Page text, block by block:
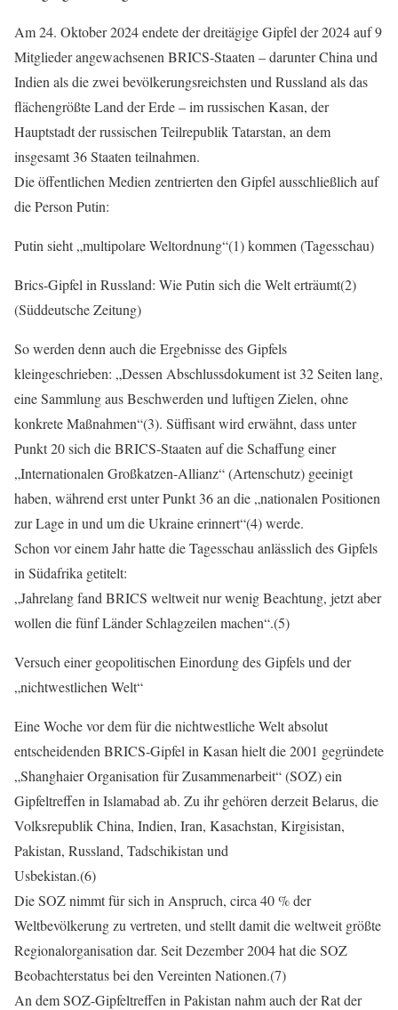
Am 24. Oktober 2024 endete der dreitägige Gipfel der 2024 auf 9
Mitglieder angewachsenen BRICS-Staaten – darunter China und
Indien als die zwei bevölkerungsreichsten und Russland als das
flächengrößte Land der Erde – im russischen Kasan, der
Hauptstadt der russischen Teilrepublik Tatarstan, an dem
insgesamt 36 Staaten teilnahmen.
Die öffentlichen Medien zentrierten den Gipfel ausschließlich auf
die Person Putin:
Putin sieht „multipolare Weltordnung“(1) kommen (Tagesschau)
Brics-Gipfel in Russland: Wie Putin sich die Welt erträumt(2)
(Süddeutsche Zeitung)
So werden denn auch die Ergebnisse des Gipfels
kleingeschrieben: „Dessen Abschlussdokument ist 32 Seiten lang,
eine Sammlung aus Beschwerden und luftigen Zielen, ohne
konkrete Maßnahmen“(3). Süffisant wird erwähnt, dass unter
Punkt 20 sich die BRICS-Staaten auf die Schaffung einer
„Internationalen Großkatzen-Allianz“ (Artenschutz) geeinigt
haben, während erst unter Punkt 36 an die „nationalen Positionen
zur Lage in und um die Ukraine erinnert“(4) werde.
Schon vor einem Jahr hatte die Tagesschau anlässlich des Gipfels
in Südafrika getitelt:
„Jahrelang fand BRICS weltweit nur wenig Beachtung, jetzt aber
wollen die fünf Länder Schlagzeilen machen“.(5)
Versuch einer geopolitischen Einordung des Gipfels und der
„nichtwestlichen Welt“
Eine Woche vor dem für die nichtwestliche Welt absolut
entscheidenden BRICS-Gipfel in Kasan hielt die 2001 gegründete
„Shanghaier Organisation für Zusammenarbeit“ (SOZ) ein
Gipfeltreffen in Islamabad ab. Zu ihr gehören derzeit Belarus, die
Volksrepublik China, Indien, Iran, Kasachstan, Kirgisistan,
Pakistan, Russland, Tadschikistan und
Usbekistan.(6)
Die SOZ nimmt für sich in Anspruch, circa 40 % der
Weltbevölkerung zu vertreten, und stellt damit die weltweit größte
Regionalorganisation dar. Seit Dezember 2004 hat die SOZ
Beobachterstatus bei den Vereinten Nationen.(7)
An dem SOZ-Gipfeltreffen in Pakistan nahm auch der Rat der